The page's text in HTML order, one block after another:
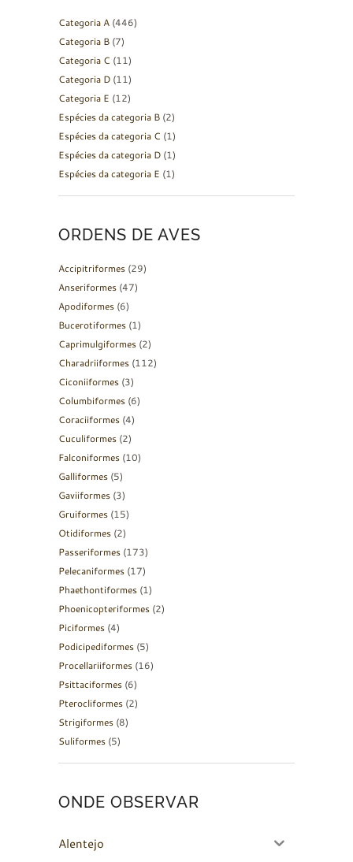
Categoria A (446)
Categoria B (7)
Categoria C (11)
Categoria D (11)
Categoria E (12)
Espécies da categoria B (2)
Espécies da categoria C (1)
Espécies da categoria D (1)
Espécies da categoria E (1)
ORDENS DE AVES
Accipitriformes (29)
Anseriformes (47)
Apodiformes (6)
Bucerotiformes (1)
Caprimulgiformes (2)
Charadriiformes (112)
Ciconiiformes (3)
Columbiformes (6)
Coraciiformes (4)
Cuculiformes (2)
Falconiformes (10)
Galliformes (5)
Gaviiformes (3)
Gruiformes (15)
Otidiformes (2)
Passeriformes (173)
Pelecaniformes (17)
Phaethontiformes (1)
Phoenicopteriformes (2)
Piciformes (4)
Podicipediformes (5)
Procellariiformes (16)
Psittaciformes (6)
Pterocliformes (2)
Strigiformes (8)
Suliformes (5)
ONDE OBSERVAR
Alentejo